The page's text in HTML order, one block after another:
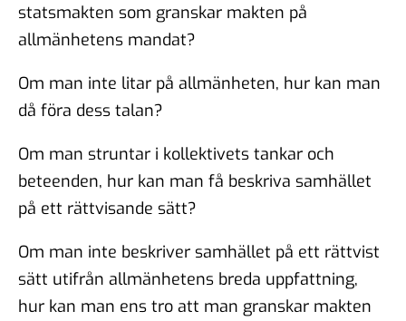
statsmakten som granskar makten på
allmänhetens mandat?
Om man inte litar på allmänheten, hur kan man
då föra dess talan?
Om man struntar i kollektivets tankar och
beteenden, hur kan man få beskriva samhället
på ett rättvisande sätt?
Om man inte beskriver samhället på ett rättvist
sätt utifrån allmänhetens breda uppfattning,
hur kan man ens tro att man granskar makten